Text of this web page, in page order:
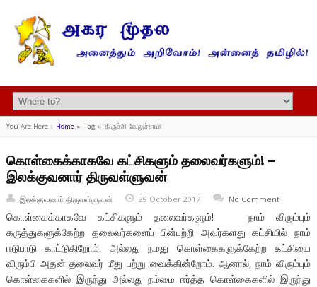
You Are Here : Home» Tag » திருச்சி வேலுச்சாமி
கொள்கைக்காகவே கட்சிகளும் தலைவர்களும்! –
இலக்குவனார் திருவள்ளுவன்
இலக்குவனார் திருவள்ளுவன் 29 October 2017 No Comment
கொள்கைக்காகவே கட்சிகளும் தலைவர்களும்! நாம் விரும்பும்
கருத்துகளுக்கேற்ற தலைவர்களைப் பின்பற்றி அவர்களது கட்சியில் நாம்
ஈடுபாடு காட்டுகிறோம். அல்லது நமது கொள்கைகளுக்கேற்ற கட்சியை
விரும்பி அதன் தலைவர் மீது பற்று வைக்கின்றோம். ஆனால், நாம் விரும்பும்
கொள்கைகளில் இருந்து அல்லது நம்மை ஈர்த்த கொள்கைகளில் இருந்து